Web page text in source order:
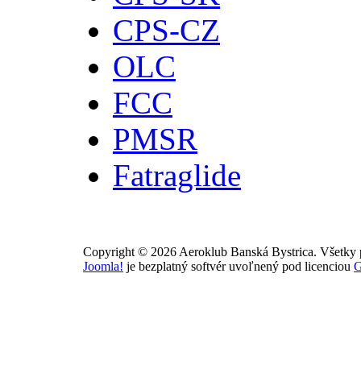
CPS-CZ
OLC
FCC
PMSR
Fatraglide
Copyright © 2026 Aeroklub Banská Bystrica. Všetky
Joomla! je bezplatný softvér uvoľnený pod licenciou